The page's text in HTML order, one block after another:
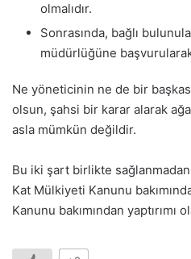
olmalıdır.
Sonrasında, bağlı
müdürlüğüne
Ne yöneticinin ne de bir
olsun, şahsi bir karar alarak
asla mümkün değildir.
Bu iki şart birlikte
Kat Mülkiyeti Kanunu
Kanunu bakımından yaptırımı